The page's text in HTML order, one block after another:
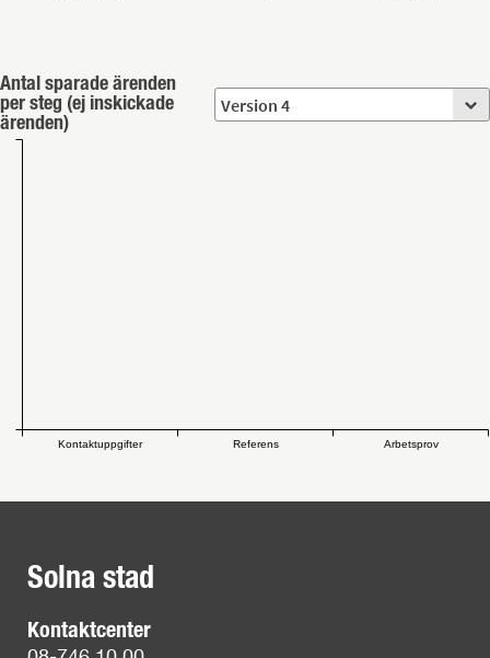
Antal sparade ärenden
per steg (ej inskickade
ärenden)
Kontaktuppgifter Referens Arbetsprov
Solna stad
Kontaktcenter